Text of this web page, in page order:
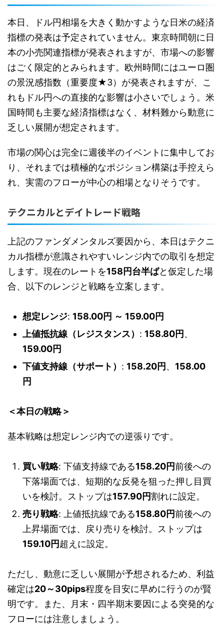
本日、ドル円相場を大きく動かすような日米の経済
指標の発表は予定されていません。東京時間朝に日
本の小売関連指標が発表されますが、市場への影響
はごく限定的とみられます。欧州時間にはユーロ圏
の景況感指数（重要度★3）が発表されますが、こ
れもドル円への直接的な影響は小さいでしょう。米
国時間も主要な経済指標はなく、材料難から動意に
乏しい展開が想定されます。
市場の関心は完全に週後半のイベントに集中してお
り、それまでは積極的なポジション構築は手控えら
れ、実需のフローが中心の相場となりそうです。
テクニカルとデイトレード戦略
上記のファンダメンタルズ要因から、本日はテクニ
カル指標が意識されやすいレンジ内での取引を想定
します。現在のレートを158円台半ばと仮定した場
合、以下のレンジと戦略を立案します。
想定レンジ: 158.00円 ～ 159.00円
上値抵抗線（レジスタンス） : 158.80円 、
159.00円
下値支持線（サポート） : 158.20円 、 158.00
円
＜本日の戦略＞
基本戦略は想定レンジ内での逆張りです。
買い戦略: 下値支持線である158.20円前後への
下落場面では、短期的な反発を狙った押し目買
いを検討。ストップは157.90円割れに設定。
売り戦略: 上値抵抗線である158.80円前後への
上昇場面では、戻り売りを検討。ストップは
159.10円超えに設定。
ただし、動意に乏しい展開が予想されるため、利益
確定は20～30pips程度を目安に早めに行うのが賢
明です。また、月末・四半期末要因による突発的な
フローには注意しましょう。